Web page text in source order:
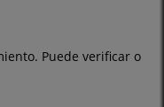
Puede verificar o